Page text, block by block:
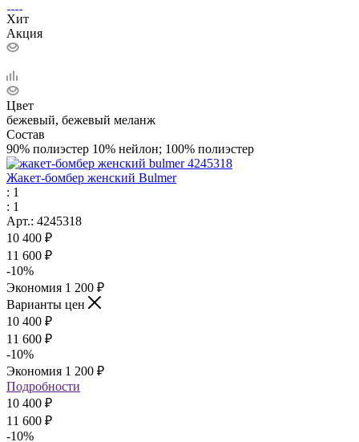
Хит
Акция
Цвет
бежевый, бежевый меланж
Состав
90% полиэстер 10% нейлон; 100% полиэстер
Жакет-бомбер женский Bulmer
: 1
: 1
Арт.: 4245318
10 400 ₽
11 600 ₽
-10%
Экономия 1 200 ₽
Варианты цен
10 400 ₽
11 600 ₽
-10%
Экономия 1 200 ₽
Подробности
10 400 ₽
11 600 ₽
-10%